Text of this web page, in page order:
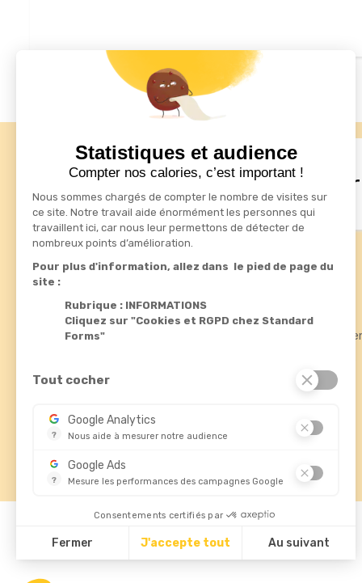
drafts S'inscrire à la newsletter
Informations
Standard Forms
Rue de fléteau
ZI du boulay
France
contact@standardforms.fr
Produits
Meilleures
Statistiques et audience
Compter nos calories, c’est important !
Nous sommes chargés de compter le nombre de visites sur
ce site. Notre travail aide énormément les personnes qui
travaillent ici, car nous leur permettons de détecter de
nombreux points d’amélioration.
Pour plus d'information, allez dans le pied de page du
site :
Rubrique : INFORMATIONS
Cliquez sur "Cookies et RGPD chez Standard
Forms"
Tout cocher
?
Google Analytics
Nous aide à mesurer notre audience
?
Google Ads
Mesure les performances des campagnes Google
Consentements certifiés par
Fermer J'accepte tout Au suivant